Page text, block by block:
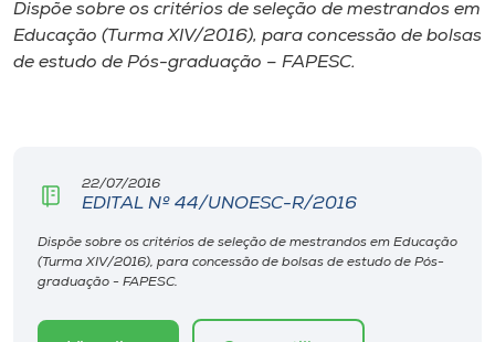
Diplomados
Editora
Dispõe sobre os critérios de seleção de mestrandos em
Educação (Turma XIV/2016), para concessão de bolsas
de estudo de Pós-graduação – FAPESC.
22/07/2016
EDITAL Nº 44/UNOESC-R/2016
Dispõe sobre os critérios de seleção de mestrandos em Educação
(Turma XIV/2016), para concessão de bolsas de estudo de Pós-
graduação - FAPESC.